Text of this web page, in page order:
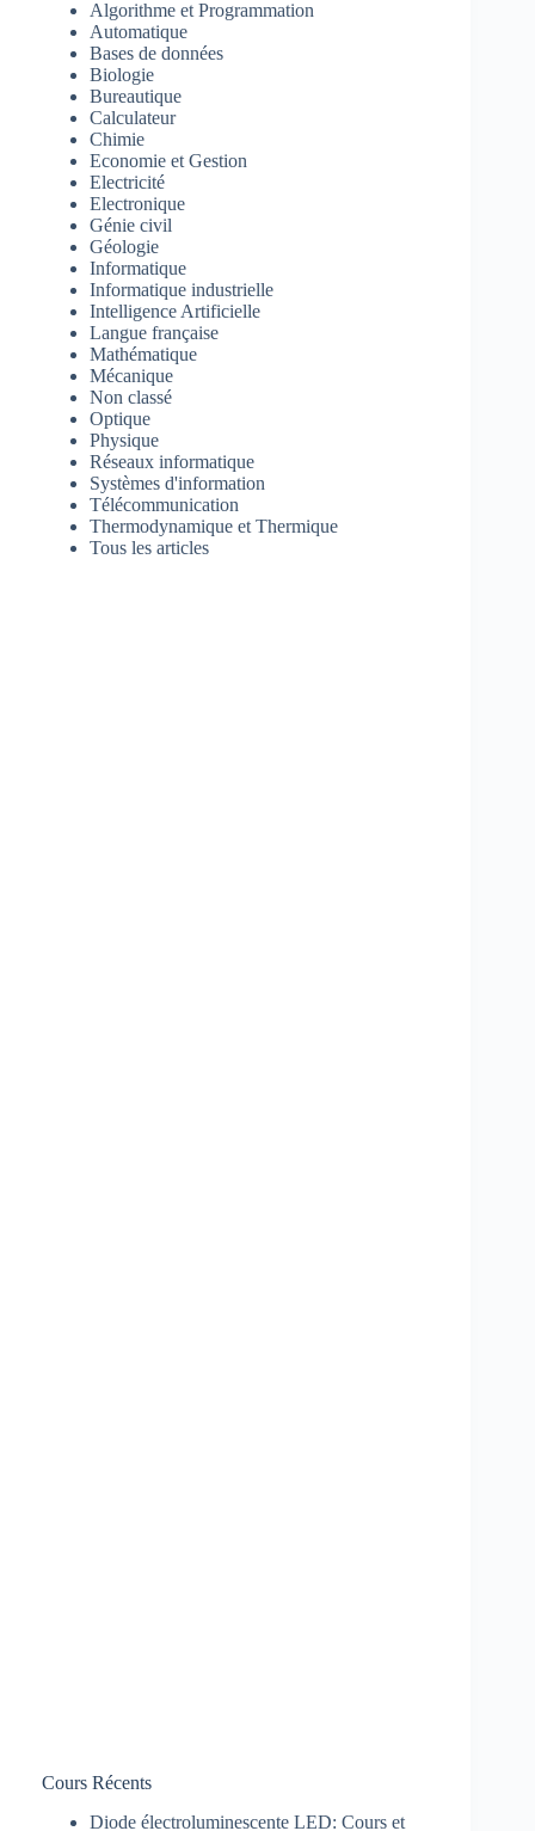
Algorithme et Programmation
Automatique
Bases de données
Biologie
Bureautique
Calculateur
Chimie
Economie et Gestion
Electricité
Electronique
Génie civil
Géologie
Informatique
Informatique industrielle
Intelligence Artificielle
Langue française
Mathématique
Mécanique
Non classé
Optique
Physique
Réseaux informatique
Systèmes d'information
Télécommunication
Thermodynamique et Thermique
Tous les articles
Cours Récents
Diode électroluminescente LED: Cours et